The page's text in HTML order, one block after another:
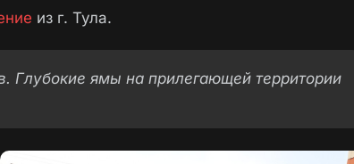
из г. Тула.
Глубокие ямы на прилегающей территории